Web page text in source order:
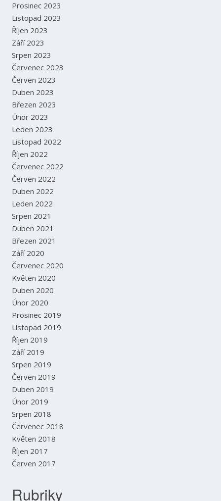
Prosinec 2023
Listopad 2023
Říjen 2023
Září 2023
Srpen 2023
Červenec 2023
Červen 2023
Duben 2023
Březen 2023
Únor 2023
Leden 2023
Listopad 2022
Říjen 2022
Červenec 2022
Červen 2022
Duben 2022
Leden 2022
Srpen 2021
Duben 2021
Březen 2021
Září 2020
Červenec 2020
Květen 2020
Duben 2020
Únor 2020
Prosinec 2019
Listopad 2019
Říjen 2019
Září 2019
Srpen 2019
Červen 2019
Duben 2019
Únor 2019
Srpen 2018
Červenec 2018
Květen 2018
Říjen 2017
Červen 2017
Rubriky